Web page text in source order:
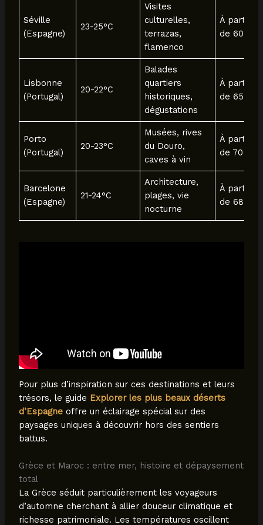
Séville
(Espagne)
23-25°C
Visites
culturelles,
terrazas,
flamenco
À partir
de 60
Lisbonne
(Portugal)
20-22°C
Balades
quartiers
historiques,
dégustations
À partir
de 65
Porto
(Portugal)
20-23°C
Musées, rives
du Douro,
caves à vin
À partir
de 70
Barcelone
(Espagne)
21-24°C
Architecture,
plages, vie
nocturne
À partir
de 68
Pour plus d’inspiration sur ces destinations et leurs
trésors, le guide Explorer les plus beaux déserts
d’Espagneoffre un éclairage spécial sur des
paysages uniques à découvrir hors des sentiers
battus.
Grèce et Maroc : entre mer, histoire et dépaysement
total
La Grèce séduit particulièrement les voyageurs
d’automne cherchant à allier douceur climatique et
richesse patrimoniale. Les températures oscillent